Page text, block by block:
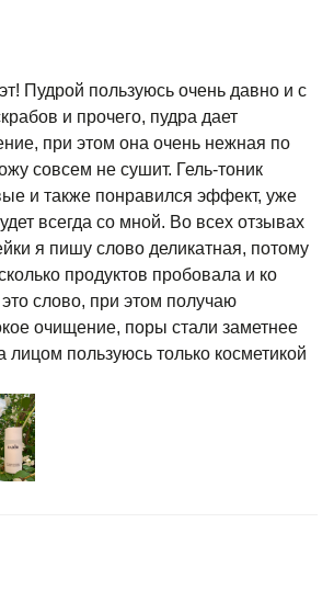
Пудрой пользуюсь очень давно и с
и прочего, пудра дает
при этом она очень нежная по
совсем не сушит. Гель-тоник
и также понравился эффект, уже
всегда со мной. Во всех отзывах
я пишу слово деликатная, потому
продуктов пробовала и ко
слово, при этом получаю
очищение, поры стали заметнее
лицом пользуюсь только косметикой